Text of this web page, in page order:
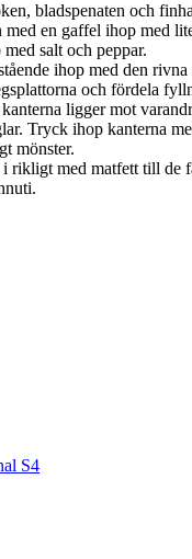
bladspenaten och
med en gaffel ihop med
salt och peppar.
ihop med den rivna
och fördela
ligger mot
Tryck ihop kanterna
mönster.
i rikligt med matfett till de
S4